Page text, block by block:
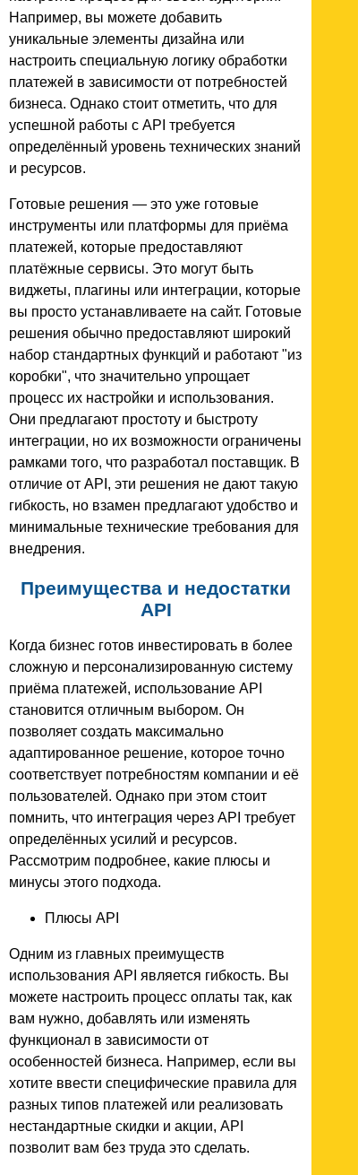
Например, вы можете добавить
уникальные элементы дизайна или
настроить специальную логику обработки
платежей в зависимости от потребностей
бизнеса. Однако стоит отметить, что для
успешной работы с API требуется
определённый уровень технических знаний
и ресурсов.
Готовые решения — это уже готовые
инструменты или платформы для приёма
платежей, которые предоставляют
платёжные сервисы. Это могут быть
виджеты, плагины или интеграции, которые
вы просто устанавливаете на сайт. Готовые
решения обычно предоставляют широкий
набор стандартных функций и работают "из
коробки", что значительно упрощает
процесс их настройки и использования.
Они предлагают простоту и быстроту
интеграции, но их возможности ограничены
рамками того, что разработал поставщик. В
отличие от API, эти решения не дают такую
гибкость, но взамен предлагают удобство и
минимальные технические требования для
внедрения.
Преимущества и недостатки
API
Когда бизнес готов инвестировать в более
сложную и персонализированную систему
приёма платежей, использование API
становится отличным выбором. Он
позволяет создать максимально
адаптированное решение, которое точно
соответствует потребностям компании и её
пользователей. Однако при этом стоит
помнить, что интеграция через API требует
определённых усилий и ресурсов.
Рассмотрим подробнее, какие плюсы и
минусы этого подхода.
Плюсы API
Одним из главных преимуществ
использования API является гибкость. Вы
можете настроить процесс оплаты так, как
вам нужно, добавлять или изменять
функционал в зависимости от
особенностей бизнеса. Например, если вы
хотите ввести специфические правила для
разных типов платежей или реализовать
нестандартные скидки и акции, API
позволит вам без труда это сделать.